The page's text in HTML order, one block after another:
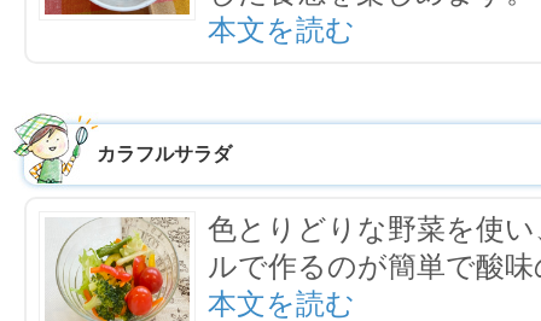
本文を読む
カラフルサラダ
色とりどりな野菜を使
ルで作るのが簡単で酸
本文を読む